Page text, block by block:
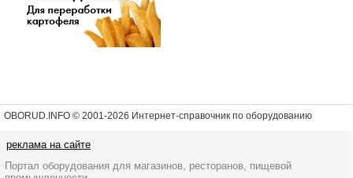
OBORUD.INFO © 2001-2026 Интернет-справочник по оборудованию
реклама на сайте
Портал оборудования для магазинов, ресторанов, пищевой